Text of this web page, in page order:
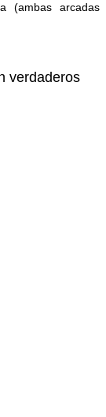
(ambas arcadas
verdaderos